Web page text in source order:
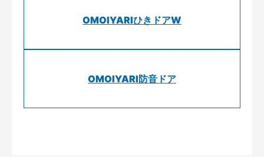
OMOIYARIひきドアW
OMOIYARI防音ドア